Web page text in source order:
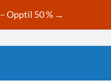
– Opptil 50 % →